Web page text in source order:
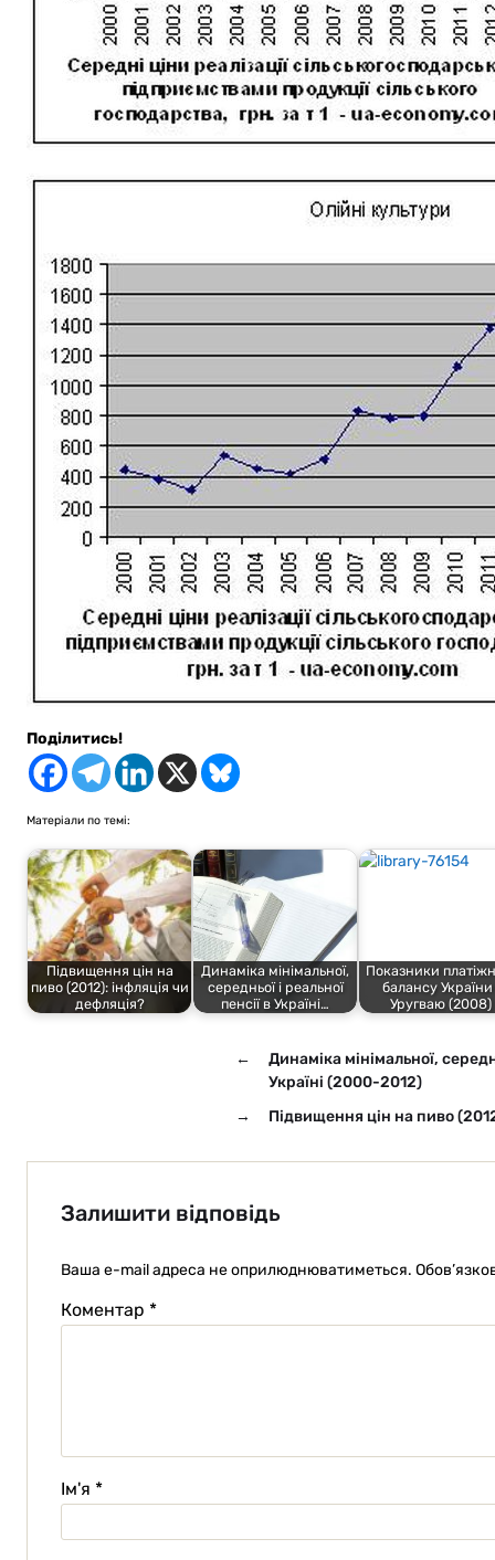
Поділитись!
Матеріали по темі:
Підвищення цін на
пиво (2012): інфляція чи
дефляція?
Динаміка мінімальної,
середньої і реальної
пенсії в Україні…
Показники
балансу України
Уругваю (2008)
←
Динаміка мінімальної,
Україні (2000-2012)
→
Підвищення цін на пиво
Залишити відповідь
Ваша e-mail адреса не оприлюднюватиметься.
Коментар *
Ім'я *